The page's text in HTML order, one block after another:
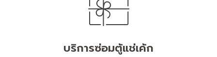
บริการซ่อมตู้แช่เค้ก